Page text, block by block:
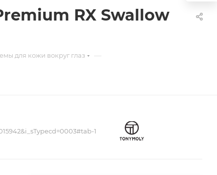
RX Swallow
для кожи вокруг глаз —
1